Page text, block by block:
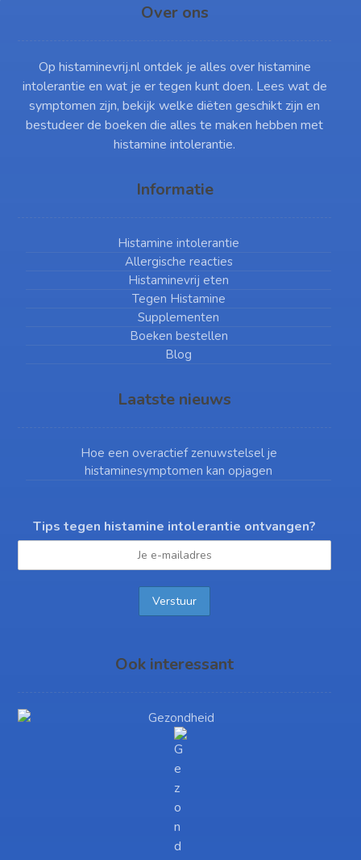
Over ons
Op histaminevrij.nl ontdek je alles over histamine
intolerantie en wat je er tegen kunt doen. Lees wat de
symptomen zijn, bekijk welke diëten geschikt zijn en
bestudeer de boeken die alles te maken hebben met
histamine intolerantie.
Informatie
Histamine intolerantie
Allergische reacties
Histaminevrij eten
Tegen Histamine
Supplementen
Boeken bestellen
Blog
Laatste nieuws
Hoe een overactief zenuwstelsel je
histaminesymptomen kan opjagen
Tips tegen histamine intolerantie ontvangen?
Ook interessant